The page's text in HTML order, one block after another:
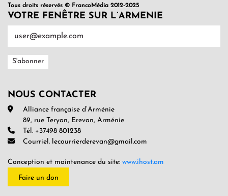
Tous droits réservés © FrancoMédia 2012-2025
VOTRE FENÊTRE SUR L’ARMENIE
NOUS CONTACTER
Alliance française d’Arménie
89, rue Teryan, Erevan, Arménie
Tél. +37498 801238
Courriel. lecourrierderevan@gmail.com
Conception et maintenance du site: www.ihost.am
Faire un don